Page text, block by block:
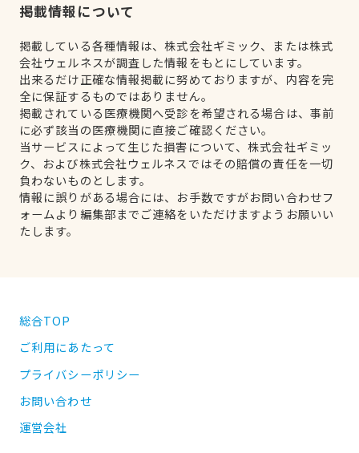
掲載情報について
掲載している各種情報は、株式会社ギミック、または株式
会社ウェルネスが調査した情報をもとにしています。
出来るだけ正確な情報掲載に努めておりますが、内容を完
全に保証するものではありません。
掲載されている医療機関へ受診を希望される場合は、事前
に必ず該当の医療機関に直接ご確認ください。
当サービスによって生じた損害について、株式会社ギミッ
ク、および株式会社ウェルネスではその賠償の責任を一切
負わないものとします。
情報に誤りがある場合には、お手数ですがお問い合わせフ
ォームより編集部までご連絡をいただけますようお願いい
たします。
総合TOP
ご利用にあたって
プライバシーポリシー
お問い合わせ
運営会社